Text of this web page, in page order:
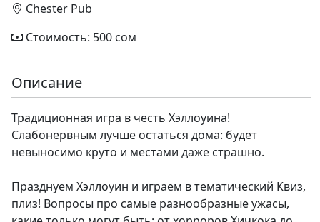
Chester Pub
Стоимость: 500 сом
Описание
Традиционная игра в честь Хэллоуина!
Слабонервным лучше остаться дома: будет
невыносимо круто и местами даже страшно.
Празднуем Хэллоуин и играем в тематический Квиз,
плиз! Вопросы про самые разнообразные ужасы,